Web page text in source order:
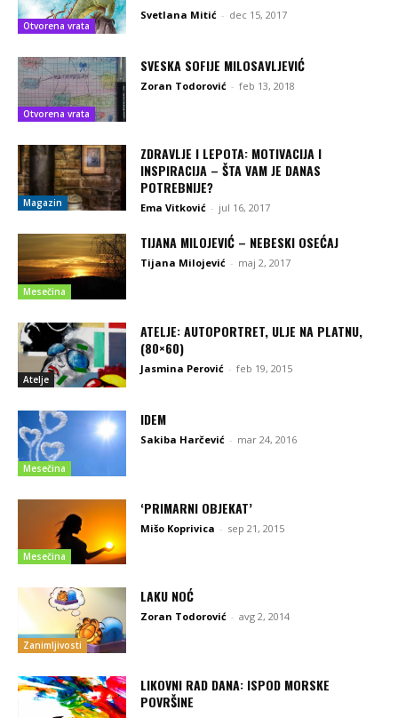
Otvorena vrata
Svetlana Mitić - dec 15, 2017
Otvorena vrata
SVESKA SOFIJE MILOSAVLJEVIĆ
Zoran Todorović - feb 13, 2018
Magazin
ZDRAVLJE I LEPOTA: MOTIVACIJA I
INSPIRACIJA – ŠTA VAM JE DANAS
POTREBNIJE?
Ema Vitković - jul 16, 2017
Mesečina
TIJANA MILOJEVIĆ – NEBESKI OSEĆAJ
Tijana Milojević - maj 2, 2017
Atelje
ATELJE: AUTOPORTRET, ULJE NA PLATNU,
(80×60)
Jasmina Perović - feb 19, 2015
Mesečina
IDEM
Sakiba Harčević - mar 24, 2016
Mesečina
‘PRIMARNI OBJEKAT’
Mišo Koprivica - sep 21, 2015
Zanimljivosti
LAKU NOĆ
Zoran Todorović - avg 2, 2014
LIKOVNI RAD DANA: ISPOD MORSKE
POVRŠINE